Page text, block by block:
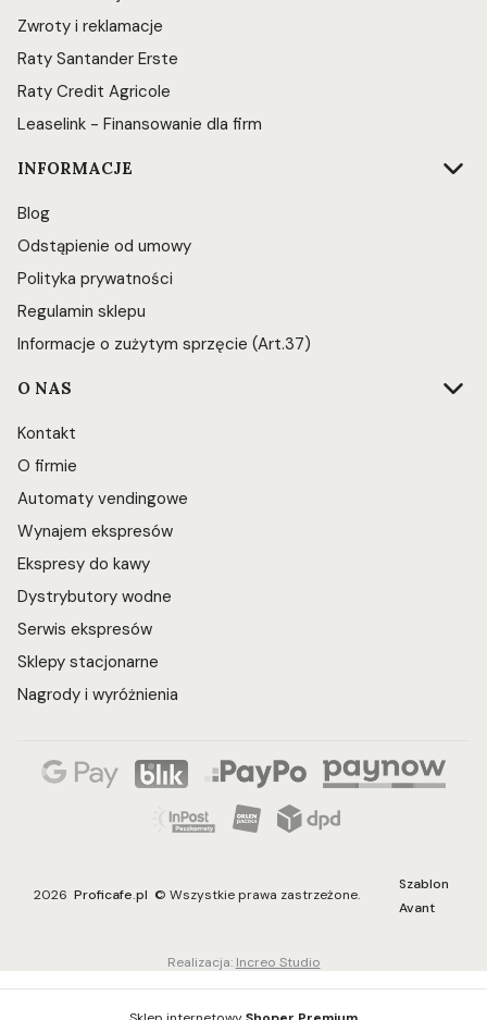
Zwroty i reklamacje
Raty Santander Erste
Raty Credit Agricole
Leaselink - Finansowanie dla firm
INFORMACJE
Blog
Odstąpienie od umowy
Polityka prywatności
Regulamin sklepu
Informacje o zużytym sprzęcie (Art.37)
O NAS
Kontakt
O firmie
Automaty vendingowe
Wynajem ekspresów
Ekspresy do kawy
Dystrybutory wodne
Serwis ekspresów
Sklepy stacjonarne
Nagrody i wyróżnienia
2026 Proficafe.pl © Wszystkie prawa zastrzeżone.
Szablon
Avant
Realizacja: Increo Studio